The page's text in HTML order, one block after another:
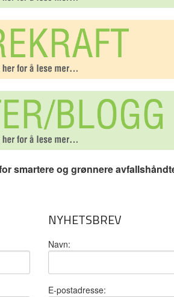
smartere og grønnere
NYHETSBREV
Navn:
E-postadresse: